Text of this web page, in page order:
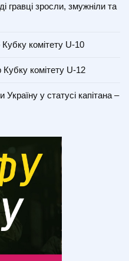
гравці зросли, змужніли та
комітету U-10
комітету U-12
у статусі капітана –